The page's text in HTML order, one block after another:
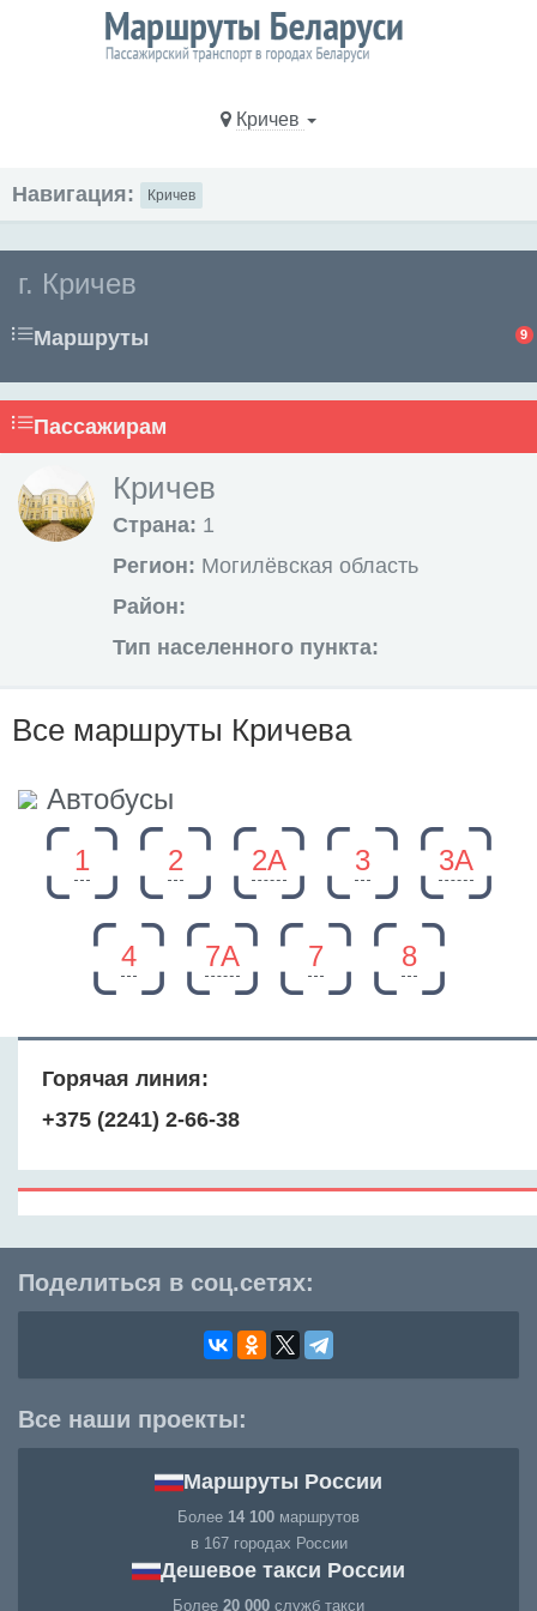
Кричев
Навигация: Кричев
г. Кричев
9
Маршруты
Пассажирам
Кричев
Страна: 1
Регион: Могилёвская область
Район:
Тип населенного пункта:
Все маршруты Кричева
Автобусы
1
2 2А 3 3А
4 7А 7 8
Горячая линия:
+375 (2241) 2-66-38
Поделиться в соц.сетях:
Все наши проекты:
Маршруты России
Более 14 100 маршрутов
в 167 городах России
Дешевое такси России
Более 20 000 служб такси